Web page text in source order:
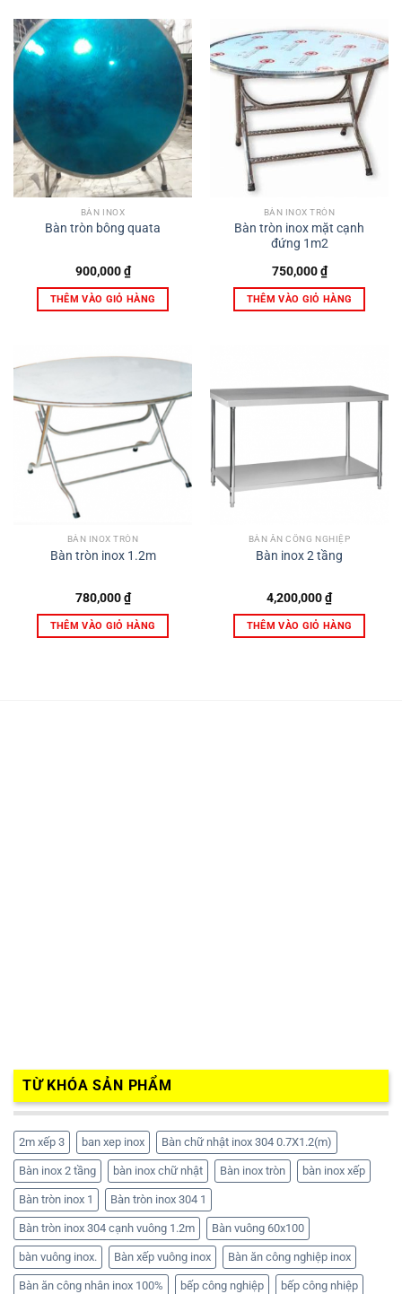
BÀN INOX
Bàn tròn bông quata
900,000₫
THÊM VÀO GIỎ HÀNG
BÀN INOX TRÒN
Bàn tròn inox mặt cạnh
đứng 1m2
750,000₫
THÊM VÀO GIỎ HÀNG
BÀN INOX TRÒN
Bàn tròn inox 1.2m
780,000₫
THÊM VÀO GIỎ HÀNG
BÀN ĂN CÔNG NGHIỆP
Bàn inox 2 tầng
4,200,000₫
THÊM VÀO GIỎ HÀNG
TỪ KHÓA SẢN PHẨM
2m xếp 3 ban xep inox Bàn chữ nhật inox 304 0.7X1.2(m)
Bàn inox 2 tầng bàn inox chữ nhật Bàn inox tròn bàn inox xếp
Bàn tròn inox 1 Bàn tròn inox 304 1
Bàn tròn inox 304 cạnh vuông 1.2m Bàn vuông 60x100
bàn vuông inox. Bàn xếp vuông inox Bàn ăn công nghiệp inox
Bàn ăn công nhân inox 100% bếp công nghiệp bếp công nhiệp